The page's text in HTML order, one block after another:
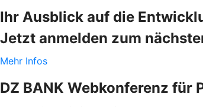
Ihr Ausblick auf die
Jetzt anmelden zum
Mehr Infos
DZ BANK Webkonferenz für